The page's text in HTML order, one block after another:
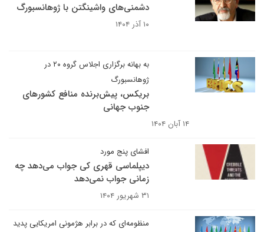
دشمنی‌های واشینگتن با ژوهانسبورگ
۱۰ آذر ۱۴۰۴
به بهانه برگزاری اجلاس گروه ۲۰ در
ژوهانسبورگ
بریکس، پیش‌برنده منافع کشورهای
جنوب جهانی
۱۴ آبان ۱۴۰۴
افشای پنج مورد
دیپلماسی قهری کی جواب می‌دهد چه
زمانی جواب نمی‌دهد
۳۱ شهریور ۱۴۰۴
منظومه‌ای که در برابر هژمونی امریکایی پدید